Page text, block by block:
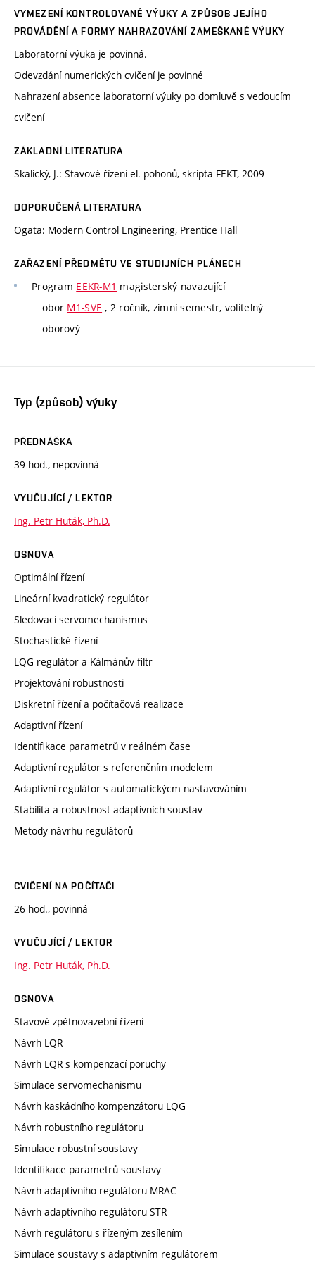
VYMEZENÍ KONTROLOVANÉ VÝUKY A ZPŮSOB JEJÍHO
PROVÁDĚNÍ A FORMY NAHRAZOVÁNÍ ZAMEŠKANÉ VÝUKY
Laboratorní výuka je povinná.
Odevzdání numerických cvičení je povinné
Nahrazení absence laboratorní výuky po domluvě s vedoucím
cvičení
ZÁKLADNÍ LITERATURA
Skalický, J.: Stavové řízení el. pohonů, skripta FEKT, 2009
DOPORUČENÁ LITERATURA
Ogata: Modern Control Engineering, Prentice Hall
ZAŘAZENÍ PŘEDMĚTU VE STUDIJNÍCH PLÁNECH
Program EEKR-M1 magisterský navazující
obor M1-SVE , 2 ročník, zimní semestr, volitelný
oborový
Typ (způsob) výuky
PŘEDNÁŠKA
39 hod., nepovinná
VYUČUJÍCÍ / LEKTOR
Ing. Petr Huták, Ph.D.
OSNOVA
Optimální řízení
Lineární kvadratický regulátor
Sledovací servomechanismus
Stochastické řízení
LQG regulátor a Kálmánův filtr
Projektování robustnosti
Diskretní řízení a počítačová realizace
Adaptivní řízení
Identifikace parametrů v reálném čase
Adaptivní regulátor s referenčním modelem
Adaptivní regulátor s automatickýcm nastavováním
Stabilita a robustnost adaptivních soustav
Metody návrhu regulátorů
CVIČENÍ NA POČÍTAČI
26 hod., povinná
VYUČUJÍCÍ / LEKTOR
Ing. Petr Huták, Ph.D.
OSNOVA
Stavové zpětnovazební řízení
Návrh LQR
Návrh LQR s kompenzací poruchy
Simulace servomechanismu
Návrh kaskádního kompenzátoru LQG
Návrh robustního regulátoru
Simulace robustní soustavy
Identifikace parametrů soustavy
Návrh adaptivního regulátoru MRAC
Návrh adaptivního regulátoru STR
Návrh regulátoru s řízeným zesílením
Simulace soustavy s adaptivním regulátorem